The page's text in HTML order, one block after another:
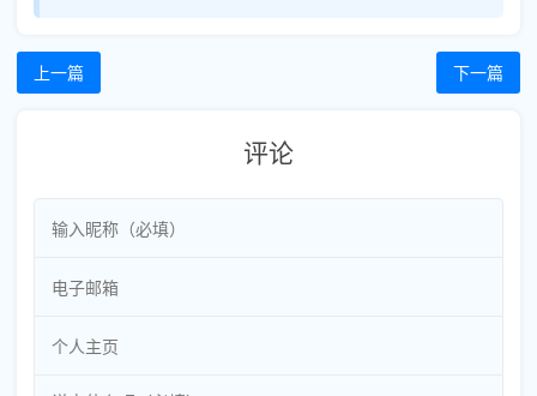
上一篇 下一篇
评论